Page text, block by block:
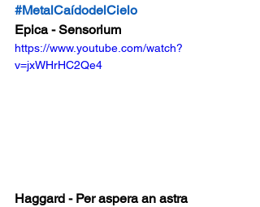
#MetalCaídodelCielo
Epica - Sensorium
https://www.youtube.com/watch?
v=jxWHrHC2Qe4
Haggard - Per aspera an astra